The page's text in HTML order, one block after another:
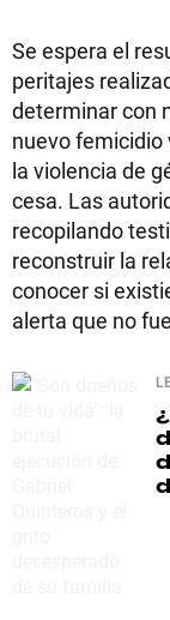
Se espera el
peritajes
determinar con
nuevo femicidio
la violencia de
cesa. Las
recopilando
reconstruir la
conocer si
alerta que no